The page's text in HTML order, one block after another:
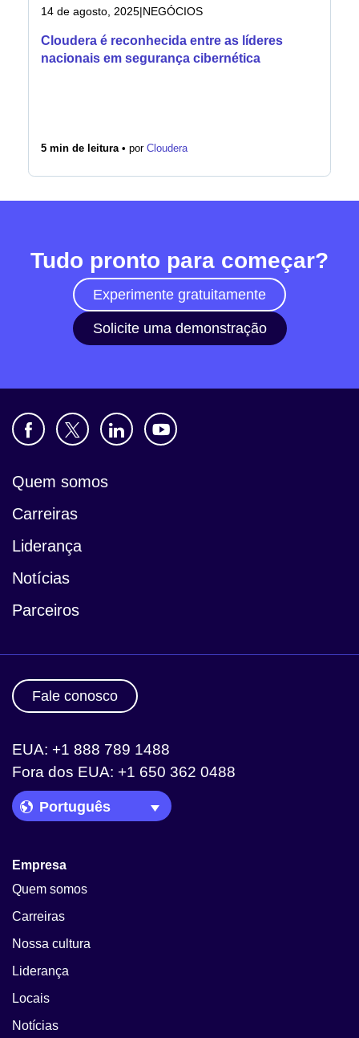
14 de agosto, 2025|NEGÓCIOS
Cloudera é reconhecida entre as líderes
nacionais em segurança cibernética
5 min de leitura • por Cloudera
Tudo pronto para começar?
Experimente gratuitamente
Solicite uma demonstração
Quem somos
Carreiras
Liderança
Notícias
Parceiros
Fale conosco
EUA: +1 888 789 1488
Fora dos EUA: +1 650 362 0488
Language Picker
Empresa
Quem somos
Carreiras
Nossa cultura
Liderança
Locais
Notícias